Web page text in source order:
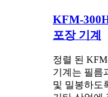
KFM-
포장 기계
정렬 된
기계는 필름
및 밀봉하도